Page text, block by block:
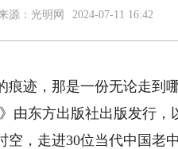
源： 光明网 2024-07-11 16:42
迹，那是一份无论走到
由东方出版社出版发行，
空，走进30位当代中国老